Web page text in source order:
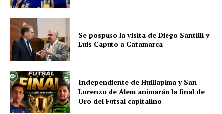
Se pospuso la visita de Diego Santilli y
Luis Caputo a Catamarca
Independiente de Huillapima y San
Lorenzo de Alem animarán la final de
Oro del Futsal capitalino